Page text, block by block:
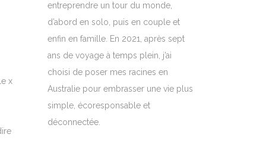
entreprendre un tour du monde,
d’abord en solo, puis en couple et
enfin en famille. En 2021, après sept
ans de voyage à temps plein, j’ai
choisi de poser mes racines en
Australie pour embrasser une vie plus
simple, écoresponsable et
déconnectée.